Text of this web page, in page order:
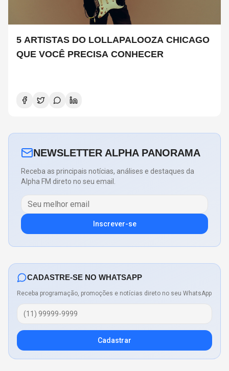
5 ARTISTAS DO LOLLAPALOOZA CHICAGO
QUE VOCÊ PRECISA CONHECER
NEWSLETTER ALPHA PANORAMA
Receba as principais notícias, análises e destaques da
Alpha FM direto no seu email.
Inscrever-se
CADASTRE-SE NO WHATSAPP
Receba programação, promoções e notícias direto no seu WhatsApp
Cadastrar